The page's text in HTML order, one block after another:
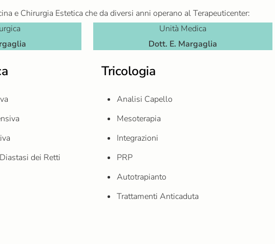
e Chirurgia Estetica che da diversi anni operano al Terapeuticenter:
dei Retti
Unità Medica
Dott. E. Margaglia
Tricologia
Analisi Capello
Mesoterapia
Integrazioni
PRP
Autotrapianto
Trattamenti Anticaduta